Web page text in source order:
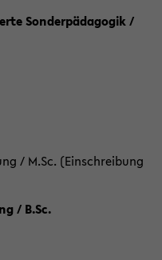
Sonderpädagogik /
/ M.Sc. (Einschreibung
/ B.Sc.